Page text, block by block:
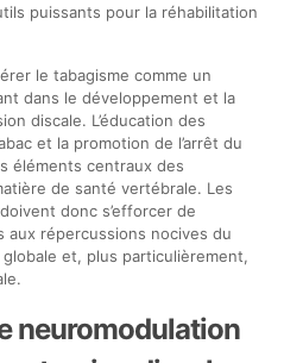
puissants pour la réhabilitation
le tabagisme comme un
dans le développement et la
discale. L’éducation des
et la promotion de l’arrêt du
éléments centraux des
de santé vertébrale. Les
donc s’efforcer de
aux répercussions nocives du
et, plus particulièrement,
neuromodulation